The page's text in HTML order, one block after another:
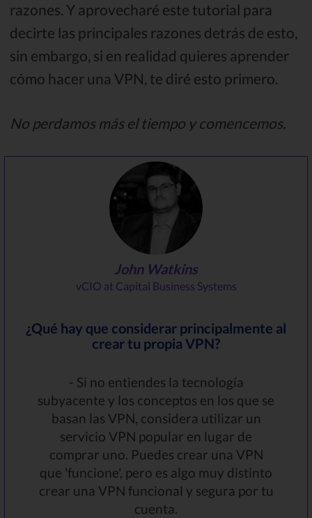
razones. Y aprovecharé este tutorial para
decirte las principales razones detrás de esto,
sin embargo, si en realidad quieres aprender
cómo hacer una VPN, te diré esto primero.
No perdamos más el tiempo y comencemos.
John Watkins
vCIO at Capital Business Systems
¿Qué hay que considerar principalmente al
crear tu propia VPN?
- Si no entiendes la tecnología
subyacente y los conceptos en los que se
basan las VPN, considera utilizar un
servicio VPN popular en lugar de
comprar uno. Puedes crear una VPN
que 'funcione', pero es algo muy distinto
crear una VPN funcional y segura por tu
cuenta.